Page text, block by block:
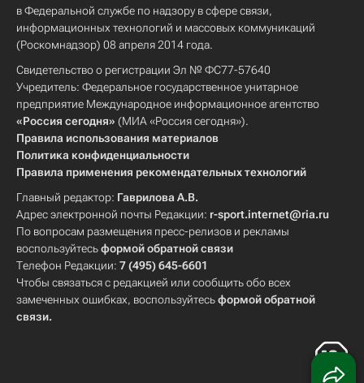
в Федеральной службе по надзору в сфере связи,
информационных технологий и массовых коммуникаций
(Роскомнадзор) 08 апреля 2014 года.
Свидетельство о регистрации Эл № ФС77-57640
Учредитель: Федеральное государственное унитарное
предприятие Международное информационное агентство
«Россия сегодня» (МИА «Россия сегодня»).
Правила использования материалов
Политика конфиденциальности
Правила применения рекомендательных технологий
Главный редактор: Гаврилова А.В.
Адрес электронной почты Редакции: r-sport.internet@ria.ru
По вопросам размещения пресс-релизов и рекламы
воспользуйтесьформой обратной связи
Телефон Редакции: 7 (495) 645-6601
Чтобы связаться с редакцией или сообщить обо всех
замеченных ошибках, воспользуйтесьформой обратной
связи.